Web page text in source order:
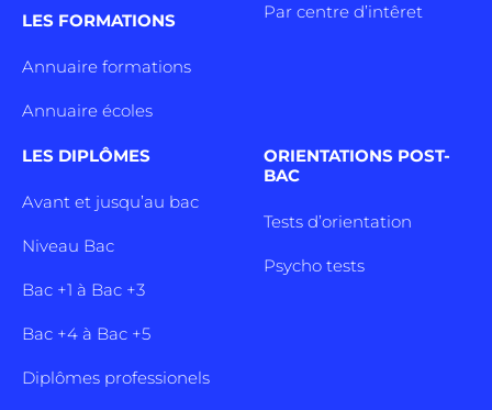
LES FORMATIONS
Annuaire formations
Annuaire écoles
Par centre d’intêret
LES DIPLÔMES
Avant et jusqu’au bac
Niveau Bac
Bac +1 à Bac +3
Bac +4 à Bac +5
Diplômes professionels
ORIENTATIONS POST-
BAC
Tests d’orientation
Psycho tests